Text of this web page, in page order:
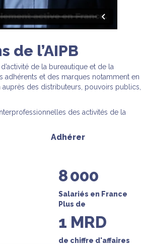
8 000
Salariés en France
Plus de
1 MRD
de chiffre d'affaires
de l’AIPB
de la bureautique et de la
adhérents et des marques notamment en
des distributeurs, pouvoirs publics,
des activités de la
Adhérer